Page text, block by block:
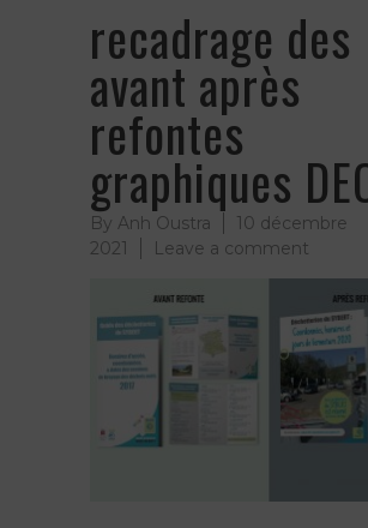
recadrage des
avant après
refontes
graphiques
By Anh Oustra
10 décembre
2021
Leave a commenton
des
avant
après
DECH